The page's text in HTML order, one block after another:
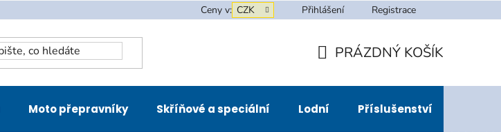
Ceny v: CZK Přihlášení Registrace
KOŠÍK
PRÁZDNÝ KOŠÍK
Moto přepravníky Skříňové a speciální Lodní Příslušenství